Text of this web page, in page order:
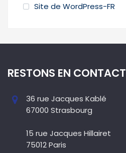
Site de WordPress-FR
RESTONS EN CONTACT
36 rue Jacques Kablé
67000 Strasbourg
15 rue Jacques Hillairet
75012 Paris